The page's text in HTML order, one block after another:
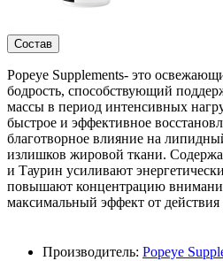
Состав
Popeye Supplements- это
бодрость, способствующий
массы в период интенсивных
быстрое и эффективное
благотворное влияние на
излишков жировой ткани.
и Таурин усиливают
повышают концентрацию
максимальный эффект от
Производитель: Popeye